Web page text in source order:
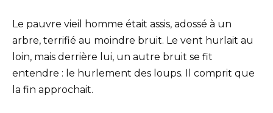
Le pauvre vieil homme était assis, adossé à un
arbre, terrifié au moindre bruit. Le vent hurlait au
loin, mais derrière lui, un autre bruit se fit
entendre : le hurlement des loups. Il comprit que
la fin approchait.